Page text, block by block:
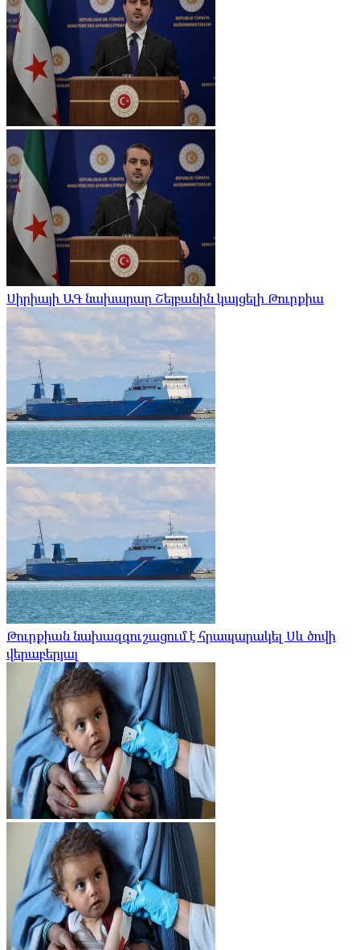
Սիրիայի ԱԳ նախարար Շեյբանին կայցելի Թուրքիա
Թուրքիան նախազգուշացում է հրապարակել Սև ծովի
վերաբերյալ